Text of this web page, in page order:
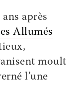
après
Allumés
moult
l’une